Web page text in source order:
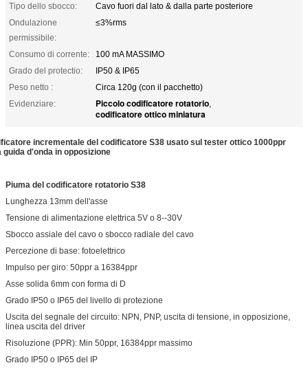
Tipo dello sbocco:
Cavo fuori dal lato & dalla parte posteriore
Ondulazione
permissibile:
≤3%rms
Consumo di corrente:
100 mA MASSIMO
Grado del protectio:
IP50 & IP65
Peso netto :
Circa 120g (con il pacchetto)
Evidenziare:
Piccolo codificatore rotatorio,
codificatore ottico miniatura
incrementale del codificatore S38 usato sul tester ottico 1000ppr
guida d'onda in opposizione
Piuma del codificatore rotatorio S38
Lunghezza 13mm dell'asse
Tensione di alimentazione elettrica 5V o 8--30V
Sbocco assiale del cavo o sbocco radiale del cavo
Percezione di base: fotoelettrico
Impulso per giro: 50ppr a 16384ppr
Asse solida 6mm con forma di D
Grado IP50 o IP65 del livello di protezione
Uscita del segnale del circuito: NPN, PNP, uscita di tensione, in opposizione,
linea uscita del driver
Risoluzione (PPR): Min 50ppr, 16384ppr massimo
Grado IP50 o IP65 del IP